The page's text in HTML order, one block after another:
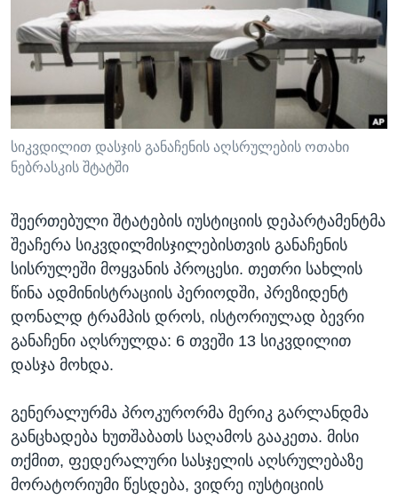
ᲡᲢᲣᲓᲘᲐ ᲕᲐᲨᲘᲜᲒᲢᲝᲜᲘ
ᲔᲙᲝᲜᲝᲛᲘᲙᲐ
ᲯᲐᲜᲛᲠᲗᲔᲚᲝᲑᲐ
ᲘᲜᲢᲔᲠᲕᲘᲣ
ᲙᲣᲚᲢᲣᲠᲐ
ᲒᲐᲚᲘᲚᲔᲝ
Learning English
ᲗᲕᲐᲚᲘ ᲒᲕᲐᲓᲔᲕᲜᲔᲗ
ენები
სიკვდილით დასჯის განაჩენის აღსრულების ოთახი
ნებრასკის შტატში
შეერთებული შტატების იუსტიციის დეპარტამენტმა
შეაჩერა სიკვდილმისჯილებისთვის განაჩენის
სისრულეში მოყვანის პროცესი. თეთრი სახლის
წინა ადმინისტრაციის პერიოდში, პრეზიდენტ
დონალდ ტრამპის დროს, ისტორიულად ბევრი
განაჩენი აღსრულდა: 6 თვეში 13 სიკვდილით
დასჯა მოხდა.
გენერალურმა პროკურორმა მერიკ გარლანდმა
განცხადება ხუთშაბათს საღამოს გააკეთა. მისი
თქმით, ფედერალური სასჯელის აღსრულებაზე
მორატორიუმი წესდება, ვიდრე იუსტიციის